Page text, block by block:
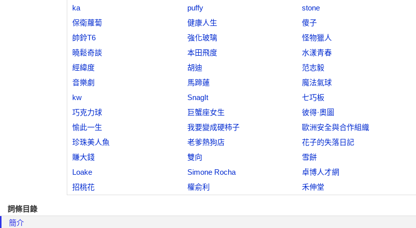
ka puffy stone
保衛蘿蔔
健康人生 傻子
帥鈴T6
強化玻璃 怪物獵人
曉鬆奇談
本田飛度 水漾青春
經緯度
胡迪 范志毅
音樂劇
馬蹄蓮 魔法氣球
kw
SnagIt 七巧板
巧克力球
巨蟹座女生 彼得·奧圖
愉此一生
我要變成硬柿子 歐洲安全與合作組織
珍珠美人魚
老爹熱狗店 花子的失落日記
賺大錢
雙向 雪餅
Loake
Simone Rocha 卓博人才網
招桃花
權俞利 禾伸堂
詞條目錄
簡介